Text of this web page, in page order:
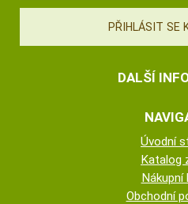
DALŠÍ
Úvodní
Katalog
Nákupní
Obchodní